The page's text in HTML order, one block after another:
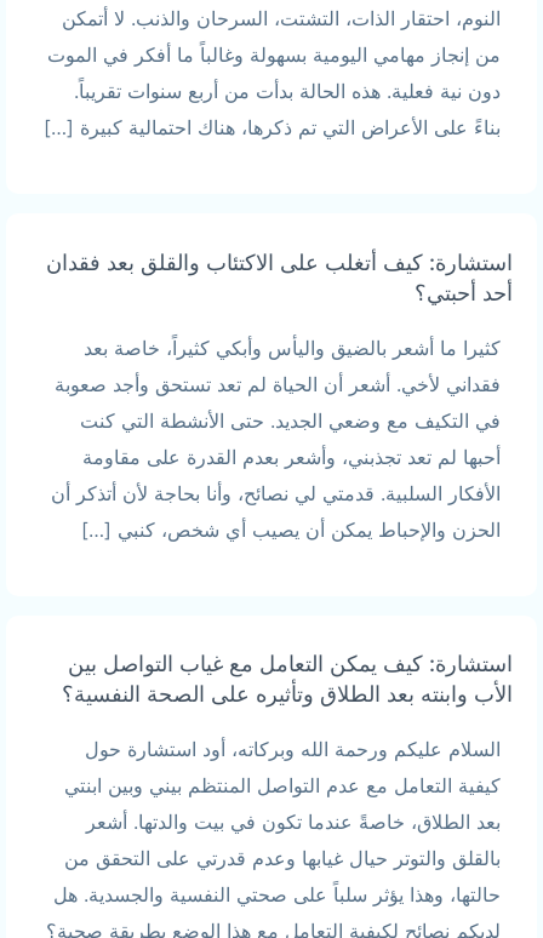
النوم، احتقار الذات، التشتت، السرحان والذنب. لا أتمكن
من إنجاز مهامي اليومية بسهولة وغالباً ما أفكر في الموت
دون نية فعلية. هذه الحالة بدأت من أربع سنوات تقريباً.
بناءً على الأعراض التي تم ذكرها، هناك احتمالية كبيرة […]
استشارة: كيف أتغلب على الاكتئاب والقلق بعد فقدان
أحد أحبتي؟
كثيرا ما أشعر بالضيق واليأس وأبكي كثيراً، خاصة بعد
فقداني لأخي. أشعر أن الحياة لم تعد تستحق وأجد صعوبة
في التكيف مع وضعي الجديد. حتى الأنشطة التي كنت
أحبها لم تعد تجذبني، وأشعر بعدم القدرة على مقاومة
الأفكار السلبية. قدمتي لي نصائح، وأنا بحاجة لأن أتذكر أن
الحزن والإحباط يمكن أن يصيب أي شخص، كنبي […]
استشارة: كيف يمكن التعامل مع غياب التواصل بين
الأب وابنته بعد الطلاق وتأثيره على الصحة النفسية؟
السلام عليكم ورحمة الله وبركاته، أود استشارة حول
كيفية التعامل مع عدم التواصل المنتظم بيني وبين ابنتي
بعد الطلاق، خاصةً عندما تكون في بيت والدتها. أشعر
بالقلق والتوتر حيال غيابها وعدم قدرتي على التحقق من
حالتها، وهذا يؤثر سلباً على صحتي النفسية والجسدية. هل
لديكم نصائح لكيفية التعامل مع هذا الوضع بطريقة صحية؟